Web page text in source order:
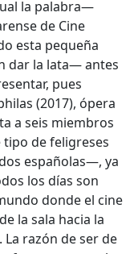
la palabra—
de Cine
esta pequeña
dar la lata— antes
pues
(2017), ópera
a seis miembros
tipo de feligreses
españolas—, ya
los días son
donde el cine
la sala hacia la
razón de ser de